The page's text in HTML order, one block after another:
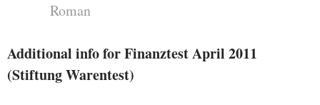
Roman
Additional info for Finanztest April 2011
(Stiftung Warentest)